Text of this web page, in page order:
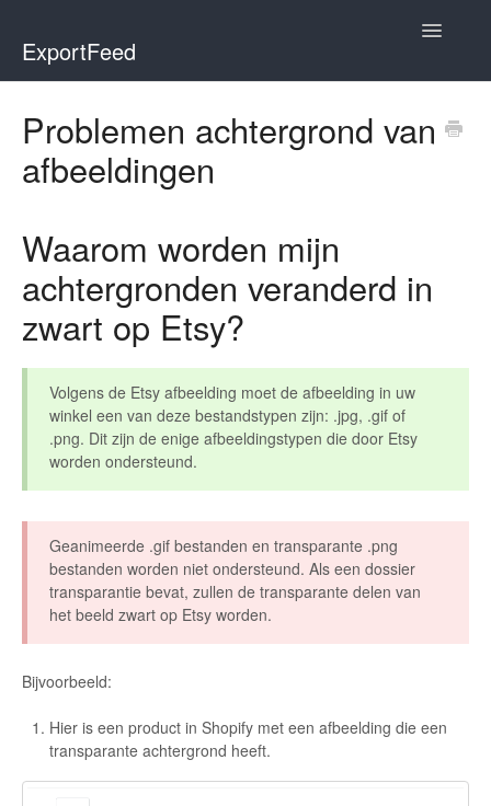
ExportFeed
Toggle
Faire Integration
Wix-Faire
Affiliate Marketplace
Etsy Integration
Etsy Integration - Italian
Etsy Integration - Deutsch
Page Wise Docs - Dutch
Problemen achtergrond van
afbeeldingen
Waarom worden mijn
achtergronden veranderd in
zwart op Etsy?
Volgens de Etsy afbeelding moet de afbeelding in uw
winkel een van deze bestandstypen zijn: .jpg, .gif of
.png. Dit zijn de enige afbeeldingstypen die door Etsy
worden ondersteund.
Geanimeerde .gif bestanden en transparante .png
bestanden worden niet ondersteund. Als een dossier
transparantie bevat, zullen de transparante delen van
het beeld zwart op Etsy worden.
Bijvoorbeeld:
Hier is een product in Shopify met een afbeelding die een
transparante achtergrond heeft.